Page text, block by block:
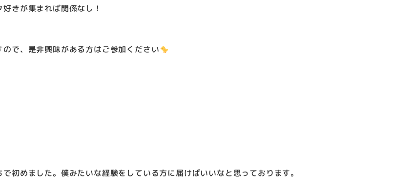
きが集まれば関係なし！
で、是非興味がある方はご参加ください
初めました。僕みたいな経験をしている方に届けばいいなと思っております。